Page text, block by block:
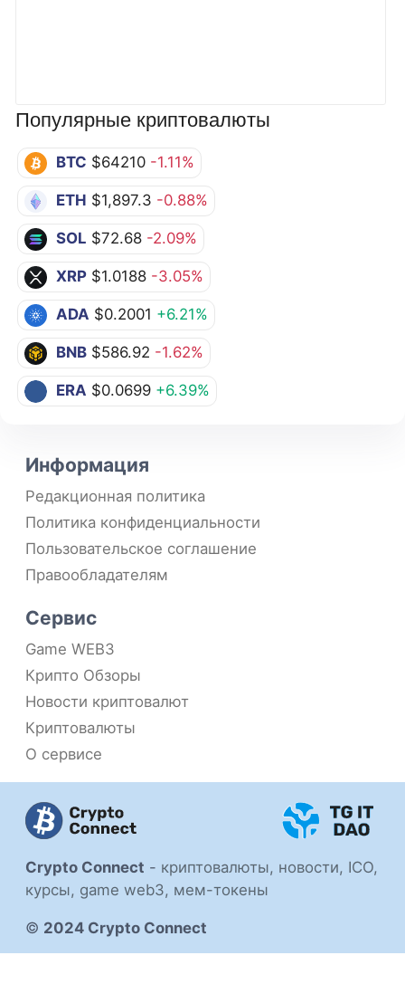
Популярные криптовалюты
BTC $64210 -1.11%
ETH $1,897.3 -0.88%
SOL $72.68 -2.09%
XRP $1.0188 -3.05%
ADA $0.2001 +6.21%
BNB $586.92 -1.62%
ERA $0.0699 +6.39%
Crypto Connect - криптовалюты, новости, ICO,
курсы, game web3, мем-токены
© 2024 Crypto Connect
Информация
Редакционная политика
Политика конфиденциальности
Пользовательское соглашение
Правообладателям
Сервис
Game WEB3
Крипто Обзоры
Новости криптовалют
Криптовалюты
О сервисе